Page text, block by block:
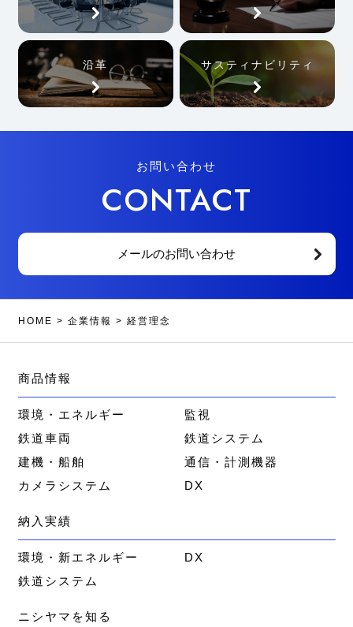
沿革 サスティナビリティ
お問い合わせ
CONTACT
メールのお問い合わせ
HOME > 企業情報 > 経営理念
商品情報
環境・エネルギー
監視
鉄道車両
鉄道システム
建機・船舶
通信・計測機器
カメラシステム
DX
納入実績
環境・新エネルギー
DX
鉄道システム
ニシヤマを知る